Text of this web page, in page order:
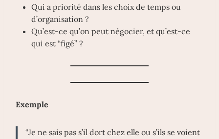
Qui a priorité dans les choix de temps ou
d’organisation ?
Qu’est-ce qu’on peut négocier, et qu’est-ce
qui est “figé” ?
Exemple
“Je ne sais pas s’il dort chez elle ou s’ils se voient